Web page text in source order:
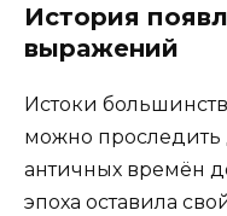
История
выражений
Истоки
можно
античных времён
эпоха оставила